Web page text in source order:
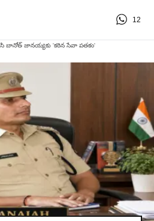
12
బానోత్ జానయ్యకు 'కఠిన సేవా పతకం'